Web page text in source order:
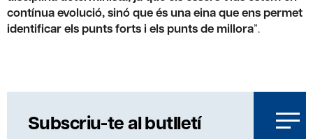
contínua evolució, sinó que és una eina que ens permet
identificar els punts forts i els punts de millora”.
Subscriu-te al butlletí